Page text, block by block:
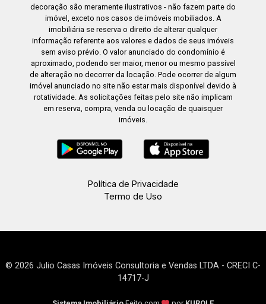
decoração são meramente ilustrativos - não fazem parte do
imóvel, exceto nos casos de imóveis mobiliados. A
imobiliária se reserva o direito de alterar qualquer
informação referente aos valores e dados de seus imóveis
sem aviso prévio. O valor anunciado do condomínio é
aproximado, podendo ser maior, menor ou mesmo passível
de alteração no decorrer da locação. Pode ocorrer de algum
imóvel anunciado no site não estar mais disponível devido à
rotatividade. As solicitações feitas pelo site não implicam
em reserva, compra, venda ou locação de quaisquer
imóveis.
Política de Privacidade
Termo de Uso
© 2026 Julio Casas Imóveis Consultoria e Vendas LTDA - CRECI C-
14717-J